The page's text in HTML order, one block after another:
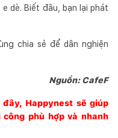
dè. Biết đâu, bạn lại phát
chia sẻ để dân nghiện
Nguồn: CafeF
đây, Happynest sẽ giúp
phù hợp và nhanh